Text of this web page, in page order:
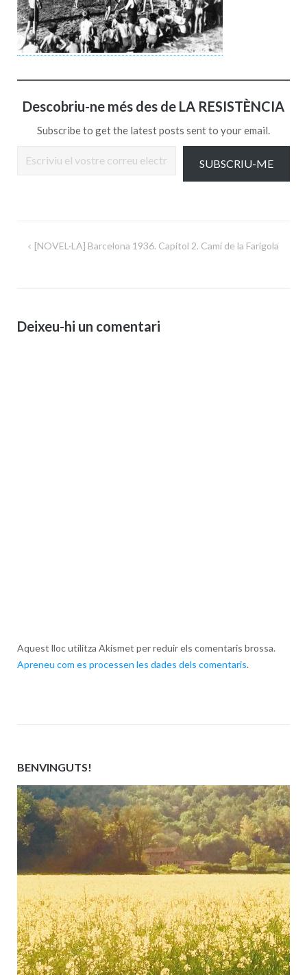
Descobriu-ne més des de LA RESISTÈNCIA
Subscribe to get the latest posts sent to your email.
SUBSCRIU-ME
Navegació
[NOVEL·LA] Barcelona 1936. Capítol 2. Camí de la Farigola
Deixeu-hi un comentari
Aquest lloc utilitza Akismet per reduir els comentaris brossa.
Apreneu com es processen les dades dels comentaris.
BENVINGUTS!